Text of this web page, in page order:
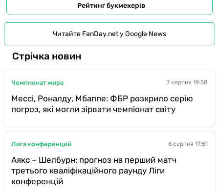
Рейтинг букмекерів
Читайте FanDay.net у Google News
Стрічка новин
Чемпионат мира 7 серпня 19:58
Мессі, Роналду, Мбаппе: ФБР розкрило серію
погроз, які могли зірвати чемпіонат світу
Лига конференций 6 серпня 17:51
Аякс – Шелбурн: прогноз на перший матч
третього кваліфікаційного раунду Ліги
конференцій